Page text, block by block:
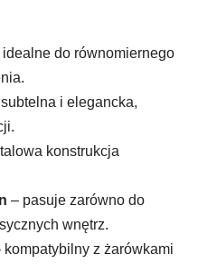
idealne do równomiernego
i elegancka,
konstrukcja
– pasuje zarówno do
wnętrz.
kompatybilny z żarówkami